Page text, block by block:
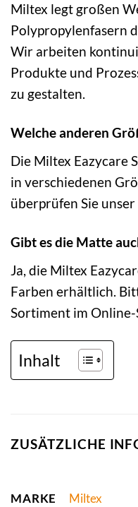
Miltex legt großen
Polypropylenfasern
Wir arbeiten
Produkte und
zu gestalten.
Welche anderen
Die Miltex Eazycare
in verschiedenen
überprüfen Sie
Gibt es die Matte
Ja, die Miltex
Farben erhältlich.
Sortiment im Online-
Inhalt
ZUSÄTZLICHE
MARKE Miltex